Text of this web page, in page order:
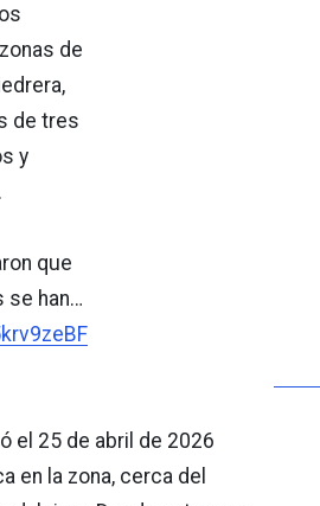
de
de tres
y
que
se han…
el 25 de abril de 2026
en la zona, cerca del